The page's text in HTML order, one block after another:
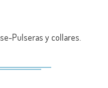
Pulseras y collares.